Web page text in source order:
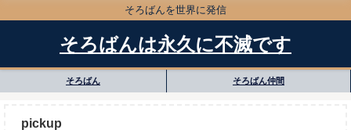
そろばんを世界に発信
そろばんは永久に不滅です
そろばん そろばん仲間
pickup